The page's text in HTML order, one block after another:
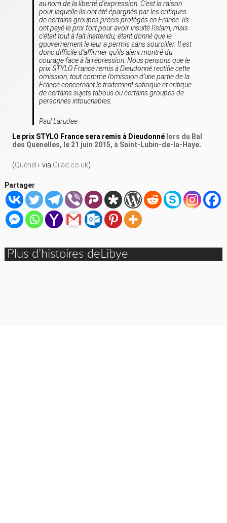
au nom de la liberté d’expression. C’est la raison
pour laquelle ils ont été épargnés par les critiques
de certains groupes précis protégés en France. Ils
ont payé le prix fort pour avoir insulté l’islam, mais
c’était tout à fait inattendu, étant donné que le
gouvernement le leur a permis sans sourciller. Il est
donc difficile d’affirmer qu’ils aient montré du
courage face à la répression. Nous pensons que le
prix STYLO France remis à Dieudonné rectifie cette
omission, tout comme l’omission d’une partie de la
France concernant le traitement satirique et critique
de certains sujets tabous ou certains groupes de
personnes intouchables.
Paul Larudee
Le prix STYLO France sera remis à Dieudonné lors du Bal
des Quenelles, le 21 juin 2015, à Saint-Lubin-de-la-Haye.
(Quenel+ via Gilad.co.uk)
Partager
Plus d’histoires deLibye